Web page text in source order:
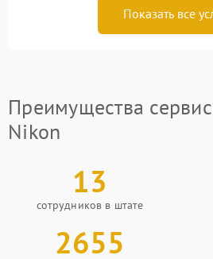
Показать все
Преимущества
Nikon
13
сотрудников в штате
2655